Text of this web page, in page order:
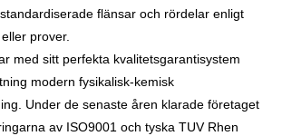
flänsar och rördelar enligt
prover.
med sitt perfekta kvalitetsgarantisystem
modern fysikalisk-kemisk
Under de senaste åren klarade företaget
av ISO9001 och tyska TUV Rhen